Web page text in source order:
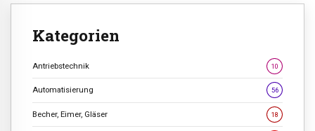
Kategorien
Antriebstechnik 10
Automatisierung 56
Becher, Eimer, Gläser 18